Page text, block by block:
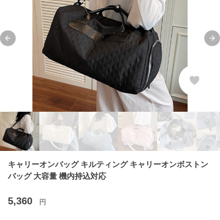
Previous slide
キャリーオンバッグ キルティング キャリーオンボストン
バッグ 大容量 機内持込対応
5,360 円